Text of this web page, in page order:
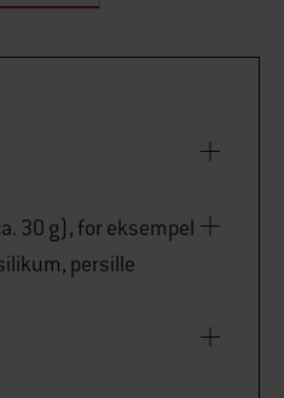
30 g), for eksempel
persille